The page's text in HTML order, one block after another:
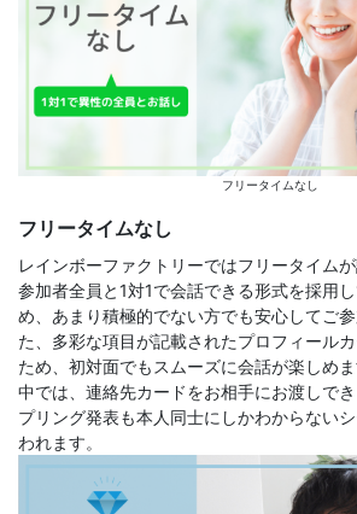
フリータイムなし
フリータイムなし
レインボーファクトリーではフリータイムが
参加者全員と1対1で会話できる形式を採用
め、あまり積極的でない方でも安心してご
た、多彩な項目が記載されたプロフィール
ため、初対面でもスムーズに会話が楽しめ
中では、連絡先カードをお相手にお渡しで
プリング発表も本人同士にしかわからない
われます。